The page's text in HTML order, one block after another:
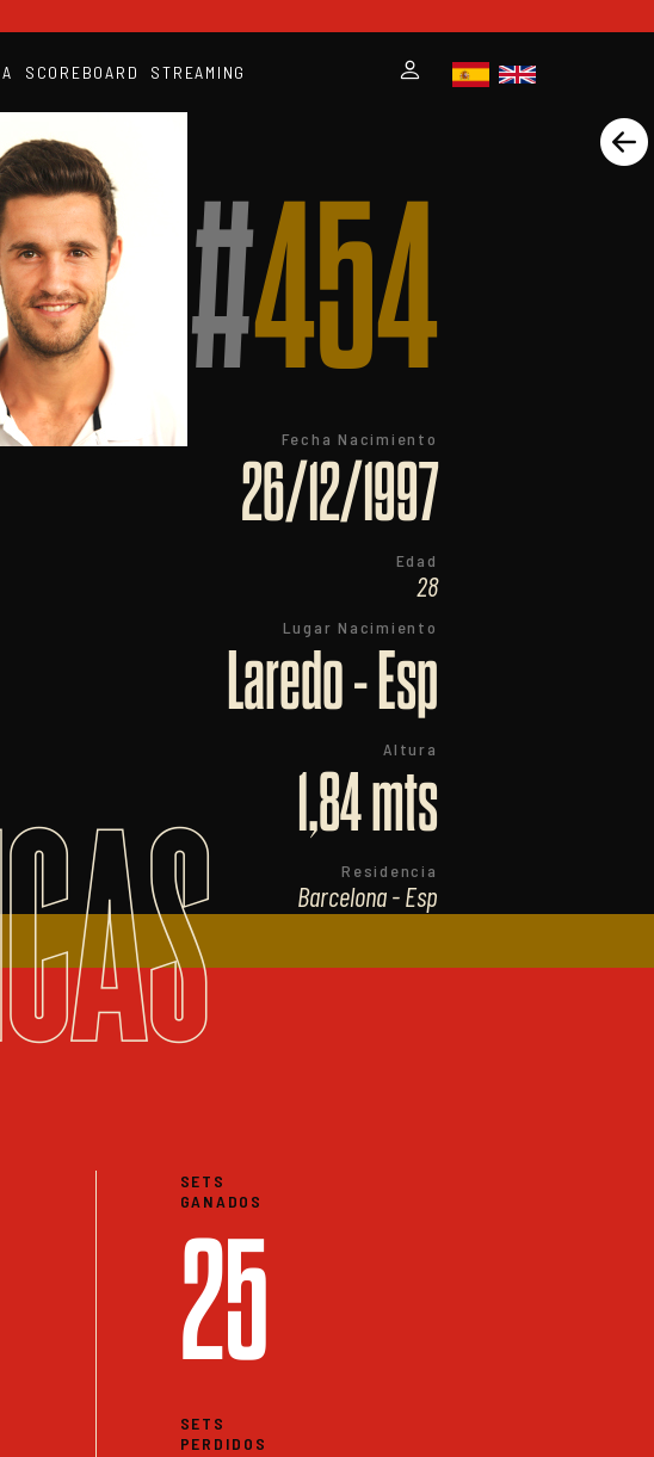
SCOREBOARD STREAMING
#454
Fecha Nacimiento
26/12/1997
Edad
28
Lugar Nacimiento
Laredo - Esp
Altura
1,84 mts
Residencia
Barcelona - Esp
SETS
GANADOS
25
SETS
PERDIDOS